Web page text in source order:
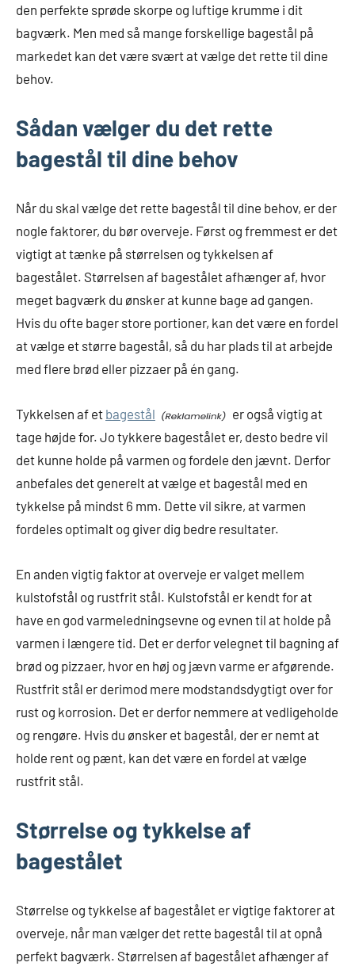
den perfekte sprøde skorpe og luftige krumme i dit
bagværk. Men med så mange forskellige bagestål på
markedet kan det være svært at vælge det rette til dine
behov.
Sådan vælger du det rette
bagestål til dine behov
Når du skal vælge det rette bagestål til dine behov, er der
nogle faktorer, du bør overveje. Først og fremmest er det
vigtigt at tænke på størrelsen og tykkelsen af
bagestålet. Størrelsen af bagestålet afhænger af, hvor
meget bagværk du ønsker at kunne bage ad gangen.
Hvis du ofte bager store portioner, kan det være en fordel
at vælge et større bagestål, så du har plads til at arbejde
med flere brød eller pizzaer på én gang.
Tykkelsen af et bagestål
er også vigtig at
tage højde for. Jo tykkere bagestålet er, desto bedre vil
det kunne holde på varmen og fordele den jævnt. Derfor
anbefales det generelt at vælge et bagestål med en
tykkelse på mindst 6 mm. Dette vil sikre, at varmen
fordeles optimalt og giver dig bedre resultater.
En anden vigtig faktor at overveje er valget mellem
kulstofstål og rustfrit stål. Kulstofstål er kendt for at
have en god varmeledningsevne og evnen til at holde på
varmen i længere tid. Det er derfor velegnet til bagning af
brød og pizzaer, hvor en høj og jævn varme er afgørende.
Rustfrit stål er derimod mere modstandsdygtigt over for
rust og korrosion. Det er derfor nemmere at vedligeholde
og rengøre. Hvis du ønsker et bagestål, der er nemt at
holde rent og pænt, kan det være en fordel at vælge
rustfrit stål.
Størrelse og tykkelse af
bagestålet
Størrelse og tykkelse af bagestålet er vigtige faktorer at
overveje, når man vælger det rette bagestål til at opnå
perfekt bagværk. Størrelsen af bagestålet afhænger af